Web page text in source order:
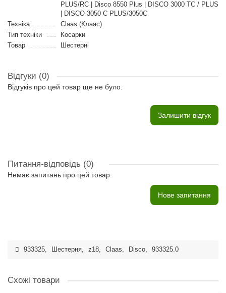
PLUS/RC | Disco 8550 Plus | DISCO 3000 TC / PLUS
| DISCO 3050 C PLUS/3050C
Техніка
Claas (Клаас)
Тип техніки
Косарки
Товар
Шестерні
Відгуки (0)
Відгуків про цей товар ще не було.
Залишити відгук
Питання-відповідь (0)
Немає запитань про цей товар.
Нове запитання
933325, Шестерня, z18, Claas, Disco, 933325.0
Схожі товари